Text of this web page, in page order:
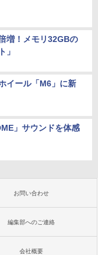
増！メモリ32GBの
」
イール「M6」に新
」サウンドを体感
お問い合わせ
編集部へのご連絡
会社概要